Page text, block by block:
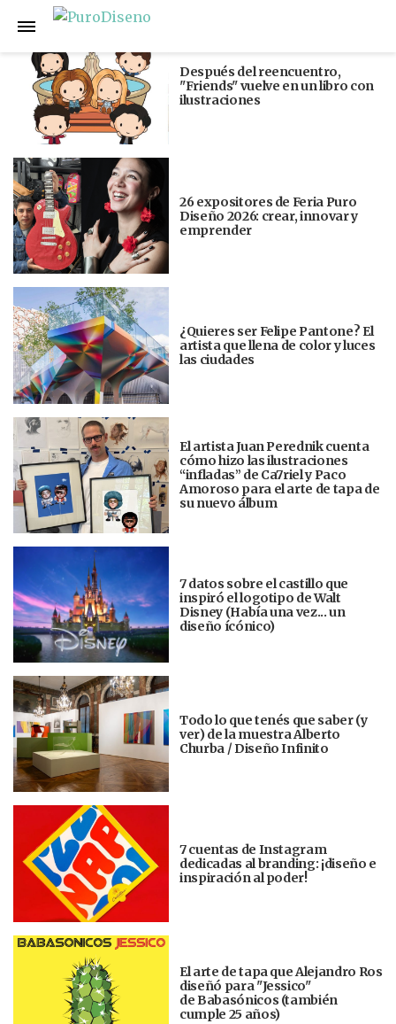
Anterior
Después del reencuentro,
"Friends" vuelve en un libro con
ilustraciones
26 expositores de Feria Puro
Diseño 2026: crear, innovar y
emprender
¿Quieres ser Felipe Pantone? El
artista que llena de color y luces
las ciudades
El artista Juan Perednik cuenta
cómo hizo las ilustraciones
“infladas” de Ca7riel y Paco
Amoroso para el arte de tapa de
su nuevo álbum
7 datos sobre el castillo que
inspiró el logotipo de Walt
Disney (Había una vez... un
diseño ícónico)
Todo lo que tenés que saber (y
ver) de la muestra Alberto
Churba / Diseño Infinito
7 cuentas de Instagram
dedicadas al branding: ¡diseño e
inspiración al poder!
El arte de tapa que Alejandro Ros
diseñó para "Jessico"
de Babasónicos (también
cumple 25 años)
Siguiente